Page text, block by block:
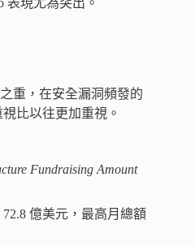
表現尤為突出。
重，在安全漏洞頻發的
比以往更加重視。
Fundraising Amount
億美元，最高月總額